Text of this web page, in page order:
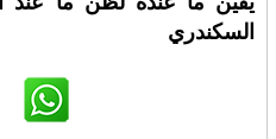
السكندري